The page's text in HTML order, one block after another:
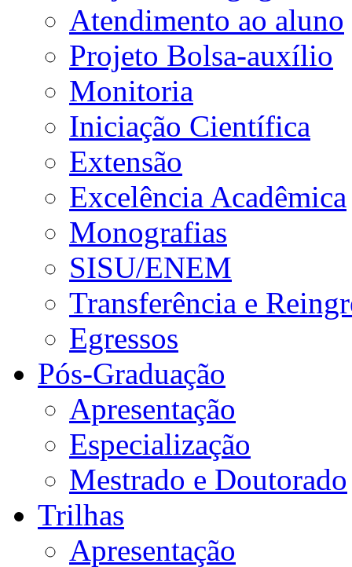
Atendimento ao aluno
Projeto Bolsa-auxílio
Monitoria
Iniciação Científica
Extensão
Excelência Acadêmica
Monografias
SISU/ENEM
Transferência e
Egressos
Pós-Graduação
Apresentação
Especialização
Mestrado e Doutorado
Trilhas
Apresentação